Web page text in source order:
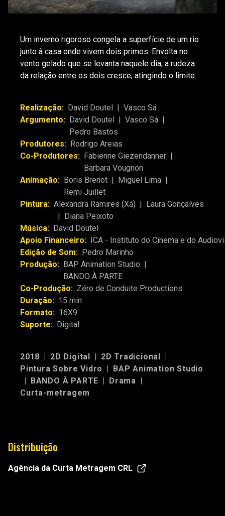
Um inverno rigoroso congela a superfície de um rio
junto à casa onde vivem dois primos. Envolta no
vento gelado que se levanta naquele dia, a rudeza
da relação entre os dois cresce, atingindo o limite.
Realização: David Doutel | Vasco Sá
Argumento: David Doutel | Vasco Sá |
Pedro Bastos
Produtores: Rodrigo Areias
Co-Produtores: Fabienne Giezendanner |
Barbara Vougnon
Animação: Boris Brenot | Miguel Lima |
Remi Juillet
Pintura: Alexandra Ramires (Xá) | Laura Gonçalves
| Diana Peixoto
Música: David Doutel
Apoio Financeiro: ICA - Instituto do Cinema e do
Edição de Som: Pedro Marinho
Produção: BAP Animation Studio |
BANDO À PARTE
Co-Produção: Zéro de Conduite Productions
Duração: 15 min
Formato: 16X9
Suporte: Digital
2018 | 2D Digital | 2D Tradicional |
Pintura Sobre Vidro | BAP Animation Studio
| BANDO À PARTE | Drama |
Curta-metragem
Distribuição
Agência da Curta Metragem CRL